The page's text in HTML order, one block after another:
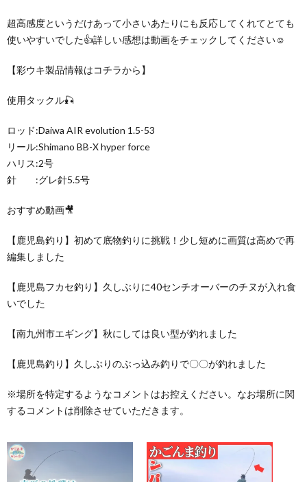
超高感度というだけあって小さいあたりにも反応してくれてとても
使いやすいでした👍詳しい感想は動画をチェックしてください☺️
【彩ウキ製品情報はコチラから】
使用タックル🎣
ロッド:Daiwa AIR evolution 1.5-53
リール:Shimano BB-X hyper force
ハリス:2号
針 :グレ針5.5号
おすすめ動画🎥
【鹿児島釣り】初めて底物釣りに挑戦！少し短めに画質は高めで再
編集しました
【鹿児島フカセ釣り】久しぶりに40センチオーバーのチヌが入れ食
いでした
【南九州市エギング】秋にしては良い型が釣れました
【鹿児島釣り】久しぶりのぶっ込み釣りで〇〇が釣れました
※場所を特定するようなコメントはお控えください。なお場所に関
するコメントは削除させていただきます。